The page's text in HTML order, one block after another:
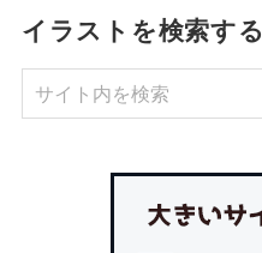
イラストを検索する